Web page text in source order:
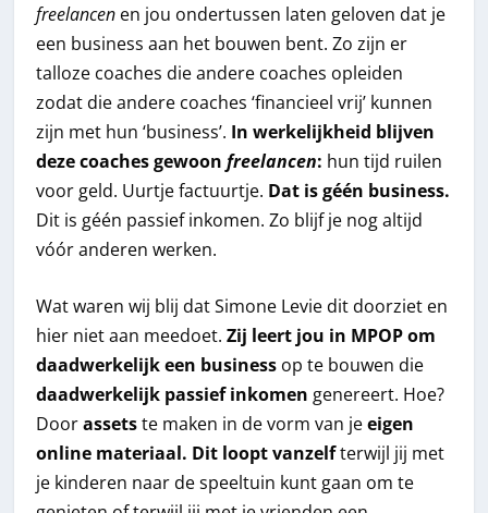
freelancen en jou ondertussen laten geloven dat je
een business aan het bouwen bent. Zo zijn er
talloze coaches die andere coaches opleiden
zodat die andere coaches ‘financieel vrij’ kunnen
zijn met hun ‘business’. In werkelijkheid blijven
deze coaches gewoonfreelancen: hun tijd ruilen
voor geld. Uurtje factuurtje. Dat is géén business.
Dit is géén passief inkomen. Zo blijf je nog altijd
vóór anderen werken.
Wat waren wij blij dat Simone Levie dit doorziet en
hier niet aan meedoet.Zij leert jou in MPOP om
daadwerkelijk een business op te bouwen die
daadwerkelijk passief inkomen genereert. Hoe?
Doorassetste maken in de vorm van jeeigen
online materiaal. Dit loopt vanzelfterwijl jij met
je kinderen naar de speeltuin kunt gaan om te